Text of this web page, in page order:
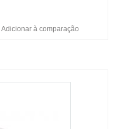
Adicionar à comparação